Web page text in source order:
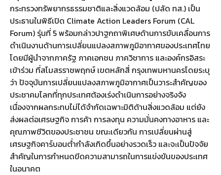
กระทรวงทรัพยากรธรรมชาติและสิ่งแวดล้อม (ปลัด ทส.) เป็น
ประธานในพิธีเปิด Climate Action Leaders Forum (CAL
Forum) รุ่นที่ 5 พร้อมกล่าวปาฐกถาพิเศษด้านการขับเคลื่อนการ
ดำเนินงานด้านการเปลี่ยนแปลงสภาพภูมิอากาศของประเทศไทย
โดยมีผู้นำจากภาครัฐ ภาคเอกชน ภาควิชาการ และองค์กรอิสระ
เข้าร่วม ที่สโมสรราชพฤกษ์ เขตหลักสี่ กรุงเทพมหานครโดยระบุ
ว่า ปัจจุบันการเปลี่ยนแปลงสภาพภูมิอากาศเป็นวาระสำคัญของ
ประชาคมโลกที่ทุกประเทศต้องเร่งดำเนินการอย่างจริงจัง
เนื่องจากผลกระทบไม่ได้จำกัดเฉพาะมิติด้านสิ่งแวดล้อม แต่ยัง
ส่งผลต่อเศรษฐกิจ การค้า การลงทุน ความมั่นคงทางอาหาร และ
คุณภาพชีวิตของประชาชน ขณะเดียวกัน การเปลี่ยนผ่านสู่
เศรษฐกิจคาร์บอนต่ำกำลังเกิดขึ้นอย่างรวดเร็ว และจะเป็นปัจจัย
สำคัญในการกำหนดขีดความสามารถในการแข่งขันของประเทศ
ในอนาคต